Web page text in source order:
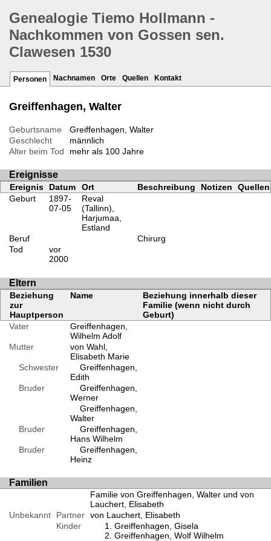
Genealogie Tiemo Hollmann -
Nachkommen von Gossen sen.
Clawesen 1530
Personen Nachnamen Orte Quellen Kontakt
Greiffenhagen, Walter
Geburtsname
Greiffenhagen, Walter
Geschlecht
männlich
Alter beim Tod
mehr als 100 Jahre
Ereignisse
Ereignis Datum Ort Beschreibung Notizen
Quellen
Geburt
1897-
07-05
Reval
(Tallinn),
Harjumaa,
Estland
Beruf
Chirurg
Tod
vor
2000
Eltern
Beziehung
zur
Hauptperson
Name
Beziehung innerhalb dieser
Familie (wenn nicht durch
Geburt)
Vater
Greiffenhagen,
Wilhelm Adolf
Mutter
von Wahl,
Elisabeth Marie
Schwester
Greiffenhagen,
Edith
Bruder
Greiffenhagen,
Werner
Greiffenhagen,
Walter
Bruder
Greiffenhagen,
Hans Wilhelm
Bruder
Greiffenhagen,
Heinz
Familien
Familie von Greiffenhagen, Walter und von
Lauchert, Elisabeth
Unbekannt
Partner von Lauchert, Elisabeth
Kinder
Greiffenhagen, Gisela
Greiffenhagen, Wolf Wilhelm